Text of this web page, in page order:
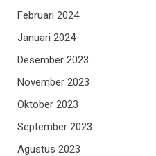
Februari 2024
Januari 2024
Desember 2023
November 2023
Oktober 2023
September 2023
Agustus 2023